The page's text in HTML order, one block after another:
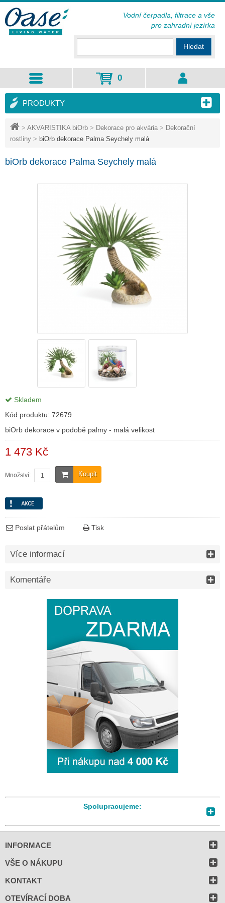
> AKVARISTIKA biOrb > Dekorace pro akvária > Dekorační
rostliny > biOrb dekorace Palma Seychely malá
biOrb dekorace Palma Seychely malá
Skladem
Kód produktu: 72679
biOrb dekorace v podobě palmy - malá velikost
1 473 Kč
Koupit
Množství:
Poslat přátelům Tisk
Více informací
Komentáře
PRODUKTY
Spolupracujeme:
Hledat
0
Vodní čerpadla, filtrace a vše
pro zahradní jezírka
INFORMACE
VŠE O NÁKUPU
KONTAKT
OTEVÍRACÍ DOBA